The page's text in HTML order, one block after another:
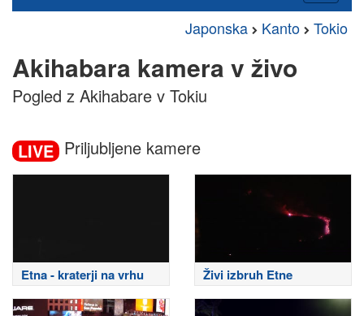
Japonska Kanto Tokio
Akihabara kamera v živo
Pogled z Akihabare v Tokiu
LIVE Priljubljene kamere
Etna - kraterji na vrhu Živi izbruh Etne